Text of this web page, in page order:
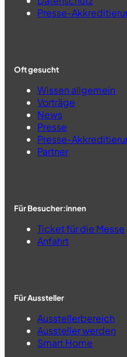
Presse-
Oft gesucht
Wissen allgemein
Vorträge
News
Presse
Presse-
Partner
Für Besucher:innen
Ticket für die Messe
Anfahrt
Für Aussteller
Ausstellerbereich
Aussteller werden
Smart Home